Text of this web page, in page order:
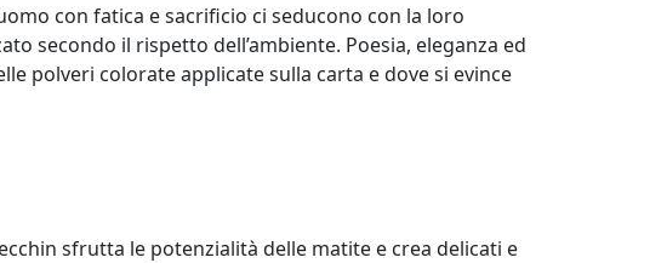
con fatica e sacrificio ci seducono con la loro
secondo il rispetto dell’ambiente. Poesia, eleganza ed
polveri colorate applicate sulla carta e dove si evince
sfrutta le potenzialità delle matite e crea delicati e